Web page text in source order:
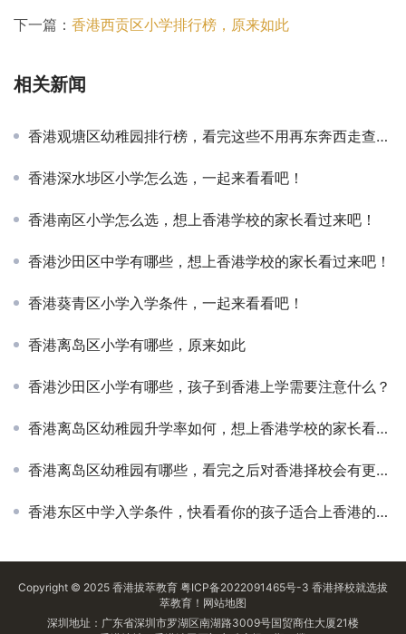
下一篇： 香港西贡区小学排行榜，原来如此
相关新闻
香港观塘区幼稚园排行榜，看完这些不用再东奔西走查资料了
香港深水埗区小学怎么选，一起来看看吧！
香港南区小学怎么选，想上香港学校的家长看过来吧！
香港沙田区中学有哪些，想上香港学校的家长看过来吧！
香港葵青区小学入学条件，一起来看看吧！
香港离岛区小学有哪些，原来如此
香港沙田区小学有哪些，孩子到香港上学需要注意什么？
香港离岛区幼稚园升学率如何，想上香港学校的家长看过来吧！
香港离岛区幼稚园有哪些，看完之后对香港择校会有更全面的认知！
香港东区中学入学条件，快看看你的孩子适合上香港的学校吗？
Copyright © 2025 香港拔萃教育 粤ICP备2022091465号-3 香港择校就选拔
萃教育！ 网站地图
深圳地址：广东省深圳市罗湖区南湖路3009号国贸商住大厦21楼